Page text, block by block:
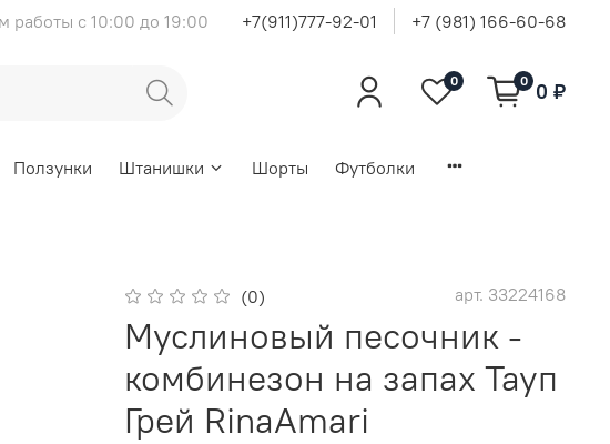
работы с 10:00 до 19:00 +7(911)777-92-01 +7 (981) 166-60-68
0 0 0 ₽
Ползунки Штанишки Шорты Футболки
(0) арт. 33224168
Муслиновый песочник -
комбинезон на запах Тауп
Грей RinaAmari